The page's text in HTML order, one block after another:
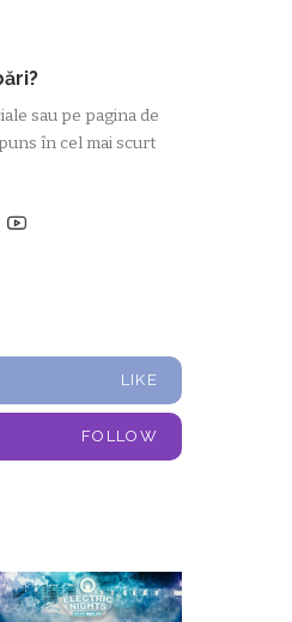
sau pe pagina de
în cel mai scurt
LIKE
FOLLOW